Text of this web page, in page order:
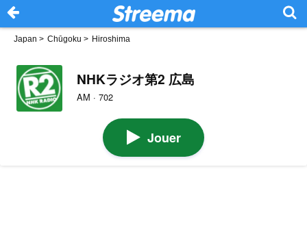
Japan > Chūgoku > Hiroshima
NHKラジオ第2 広島
AM · 702
Jouer